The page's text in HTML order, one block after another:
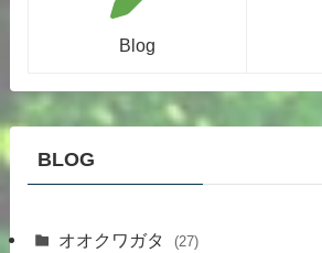
Blog
BLOG
オオクワガタ (27)